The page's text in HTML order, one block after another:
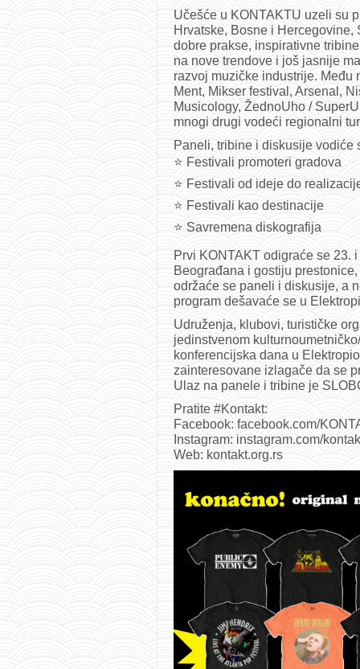
Učešće u KONTAKTU uzeli su
Hrvatske, Bosne i
dobre prakse, inspirativne
na nove trendove i još jasnije
razvoj muzičke industrije. Među
Ment, Mikser festival, Arsenal,
Musicology, ŽednoUho /
mnogi drugi vodeći regionalni
Paneli, tribine i diskusije vodiće
⭐️ Festivali promoteri gradova
⭐️ Festivali od ideje do
⭐️ Festivali kao destinacije
⭐️ Savremena diskografija
Prvi KONTAKT odigraće se 23.
Beograđana i gostiju
održaće se paneli i diskusije, a
program dešavaće se u
Udruženja, klubovi, turističke
jedinstvenom
konferencijska dana u
zainteresovane izlagače da se
Ulaz na panele i tribine je
Pratite #Kontakt:
Facebook: facebook.com/
Instagram: instagram.com/
Web: kontakt.org.rs